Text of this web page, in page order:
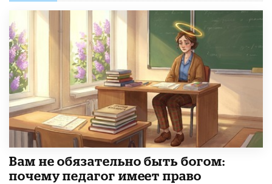
​Вам не обязательно быть богом:
почему педагог имеет право